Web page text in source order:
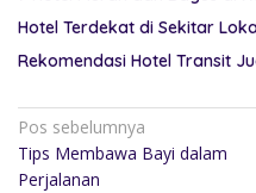
Hotel Terdekat di Sekitar
Rekomendasi Hotel Transit
Pos sebelumnya
Tips Membawa Bayi dalam
Perjalanan